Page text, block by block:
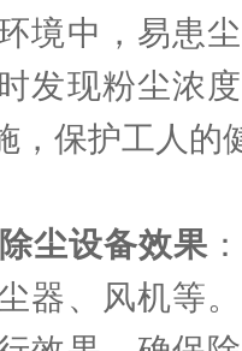
境中，易患
发现粉尘浓
，保护工人的
尘设备效果
器、风机等